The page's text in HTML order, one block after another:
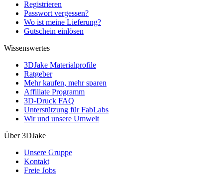
Registrieren
Passwort vergessen?
Wo ist meine Lieferung?
Gutschein einlösen
Wissenswertes
3DJake Materialprofile
Ratgeber
Mehr kaufen, mehr sparen
Affiliate Programm
3D-Druck FAQ
Unterstützung für FabLabs
Wir und unsere Umwelt
Über 3DJake
Unsere Gruppe
Kontakt
Freie Jobs